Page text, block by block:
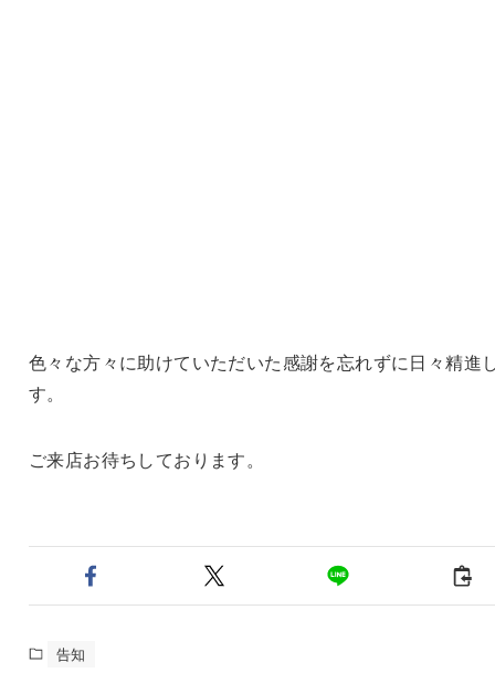
色々な方々に助けていただいた感謝を忘れずに日々精進
す。
ご来店お待ちしております。
告知